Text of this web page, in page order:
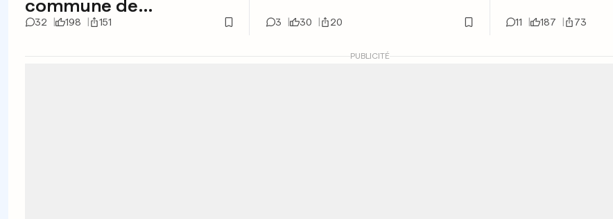
commune de
Hesperange
32 198 151 3 30 20 11 187 73
PUBLICITÉ